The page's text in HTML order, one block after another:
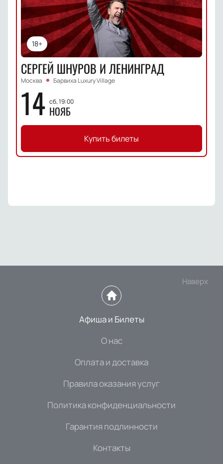
18+
СЕРГЕЙ ШНУРОВ И ЛЕНИНГРАД
Москва Барвиха Luxury Village
14 сб, 19:00
НОЯБ
Купить билеты
Наверх
Афиша и Билеты
О нас
Оплата и доставка
Правила оказания услуг
Политика конфиденциальности
Гарантия подлинности
Контакты